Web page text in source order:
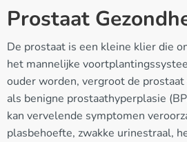
Prostaat
De prostaat is een kleine klier die
het mannelijke
ouder worden, vergroot de
als benigne prostaathyperplasie
kan vervelende symptomen
plasbehoefte, zwakke urinestraal,